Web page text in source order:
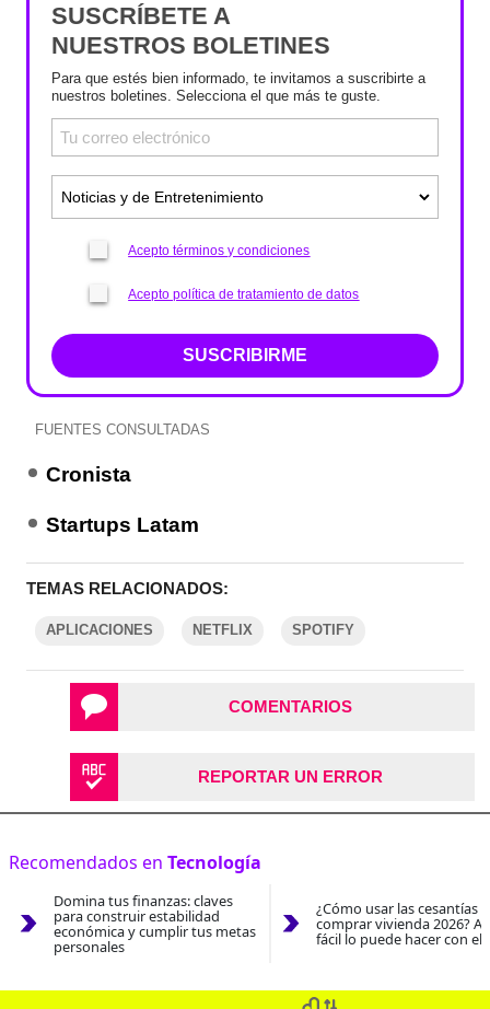
SUSCRÍBETE A
NUESTROS BOLETINES
Para que estés bien informado, te invitamos a suscribirte a
nuestros boletines. Selecciona el que más te guste.
Acepto términos y condiciones
Acepto política de tratamiento de datos
SUSCRIBIRME
FUENTES CONSULTADAS
Cronista
Startups Latam
TEMAS RELACIONADOS:
APLICACIONES NETFLIX SPOTIFY
COMENTARIOS
REPORTAR UN ERROR
Recomendados en Tecnología
Domina tus finanzas: claves
para construir estabilidad
económica y cumplir tus metas
personales
¿Cómo usar las cesantías
comprar vivienda 2026?
fácil lo puede hacer con el